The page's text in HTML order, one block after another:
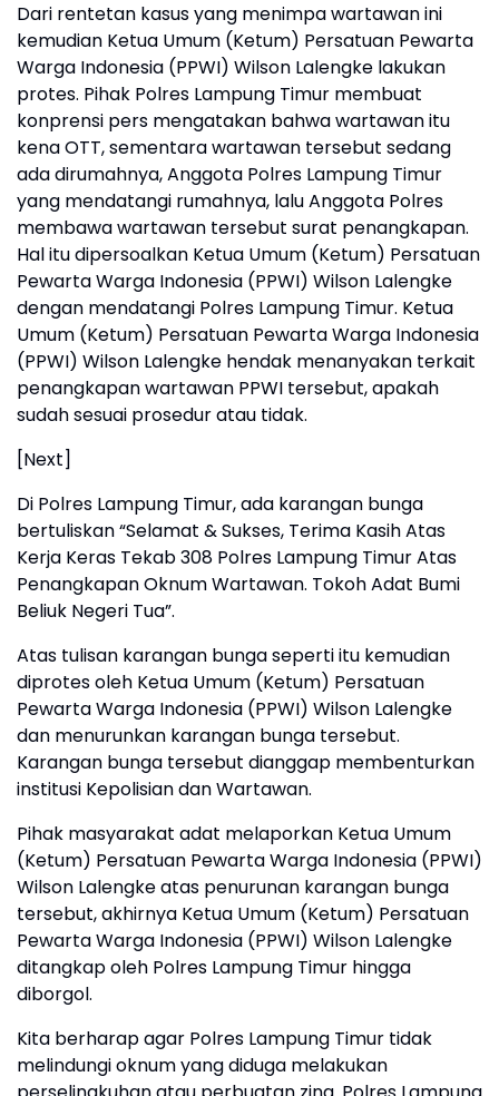
Dari rentetan kasus yang menimpa wartawan ini
kemudian Ketua Umum (Ketum) Persatuan Pewarta
Warga Indonesia (PPWI) Wilson Lalengke lakukan
protes. Pihak Polres Lampung Timur membuat
konprensi pers mengatakan bahwa wartawan itu
kena OTT, sementara wartawan tersebut sedang
ada dirumahnya, Anggota Polres Lampung Timur
yang mendatangi rumahnya, lalu Anggota Polres
membawa wartawan tersebut surat penangkapan.
Hal itu dipersoalkan Ketua Umum (Ketum) Persatuan
Pewarta Warga Indonesia (PPWI) Wilson Lalengke
dengan mendatangi Polres Lampung Timur. Ketua
Umum (Ketum) Persatuan Pewarta Warga Indonesia
(PPWI) Wilson Lalengke hendak menanyakan terkait
penangkapan wartawan PPWI tersebut, apakah
sudah sesuai prosedur atau tidak.
[Next]
Di Polres Lampung Timur, ada karangan bunga
bertuliskan “Selamat & Sukses, Terima Kasih Atas
Kerja Keras Tekab 308 Polres Lampung Timur Atas
Penangkapan Oknum Wartawan. Tokoh Adat Bumi
Beliuk Negeri Tua”.
Atas tulisan karangan bunga seperti itu kemudian
diprotes oleh Ketua Umum (Ketum) Persatuan
Pewarta Warga Indonesia (PPWI) Wilson Lalengke
dan menurunkan karangan bunga tersebut.
Karangan bunga tersebut dianggap membenturkan
institusi Kepolisian dan Wartawan.
Pihak masyarakat adat melaporkan Ketua Umum
(Ketum) Persatuan Pewarta Warga Indonesia (PPWI)
Wilson Lalengke atas penurunan karangan bunga
tersebut, akhirnya Ketua Umum (Ketum) Persatuan
Pewarta Warga Indonesia (PPWI) Wilson Lalengke
ditangkap oleh Polres Lampung Timur hingga
diborgol.
Kita berharap agar Polres Lampung Timur tidak
melindungi oknum yang diduga melakukan